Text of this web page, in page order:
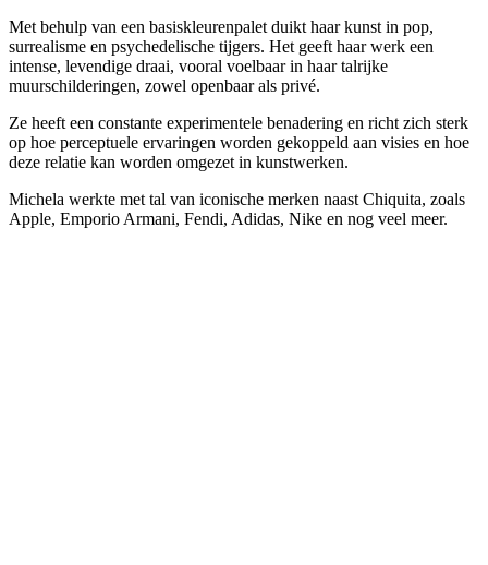
Met behulp van een basiskleurenpalet duikt haar kunst in pop,
surrealisme en psychedelische tijgers. Het geeft haar werk een
intense, levendige draai, vooral voelbaar in haar talrijke
muurschilderingen, zowel openbaar als privé.
Ze heeft een constante experimentele benadering en richt zich sterk
op hoe perceptuele ervaringen worden gekoppeld aan visies en hoe
deze relatie kan worden omgezet in kunstwerken.
Michela werkte met tal van iconische merken naast Chiquita, zoals
Apple, Emporio Armani, Fendi, Adidas, Nike en nog veel meer.